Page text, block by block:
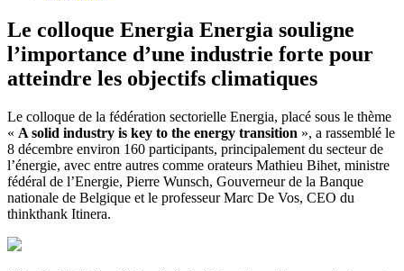
Le colloque Energia Energia souligne
l’importance d’une industrie forte pour
atteindre les objectifs climatiques
Le colloque de la fédération sectorielle Energia, placé sous le thème
« A solid industry is key to the energy transition », a rassemblé le
8 décembre environ 160 participants, principalement du secteur de
l’énergie, avec entre autres comme orateurs Mathieu Bihet, ministre
fédéral de l’Energie, Pierre Wunsch, Gouverneur de la Banque
nationale de Belgique et le professeur Marc De Vos, CEO du
thinkthank Itinera.